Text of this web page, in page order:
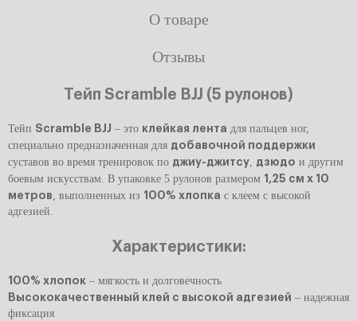
О товаре
Отзывы
Тейп Scramble BJJ (5 рулонов)
Тейп Scramble BJJ – это клейкая лента для пальцев ног,
специально предназначенная для добавочной поддержки
суставов во время тренировок по джиу-джитсу, дзюдо и другим
боевым искусствам. В упаковке 5 рулонов размером 1,25 см х 10
метров, выполненных из 100% хлопка с клеем с высокой
адгезией.
Характеристики:
100% хлопок – мягкость и долговечность
Высококачественный клей с высокой адгезией – надежная
фиксация